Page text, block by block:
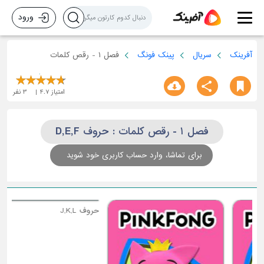
ورود
آفرینک سریال پینک فونگ فصل ۱ - رقص کلمات
امتیاز 4.7
3 نفر
فصل ۱ - رقص کلمات : حروف D,E,F
برای تماشا، وارد حساب کاربری خود شوید